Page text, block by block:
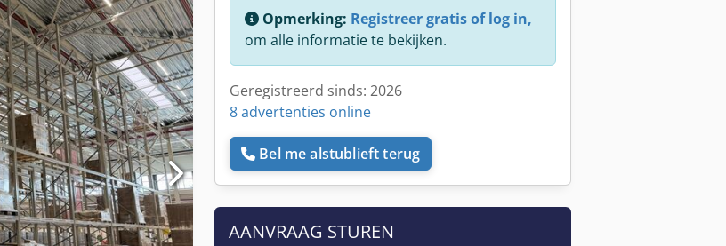
Opmerking: Registreer gratis of log in,
om alle informatie te bekijken.
Geregistreerd sinds: 2026
8 advertenties online
Bel me alstublieft terug
AANVRAAG STUREN